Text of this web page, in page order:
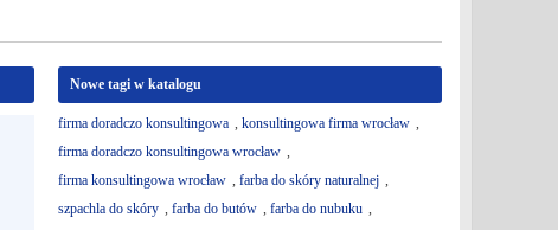
Nowe tagi w katalogu
firma doradczo konsultingowa , konsultingowa firma wrocław ,
firma doradczo konsultingowa wrocław ,
firma konsultingowa wrocław , farba do skóry naturalnej ,
szpachla do skóry , farba do butów , farba do nubuku ,